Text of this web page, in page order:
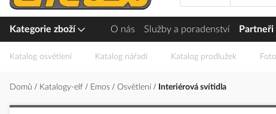
Kategorie zboží O nás Služby a poradenství Partneři
Katalog osvětlení Katalog nářadí Katalog prodlužek
Domů Katalogy-elf Emos Osvětlení Interiérová svítidla